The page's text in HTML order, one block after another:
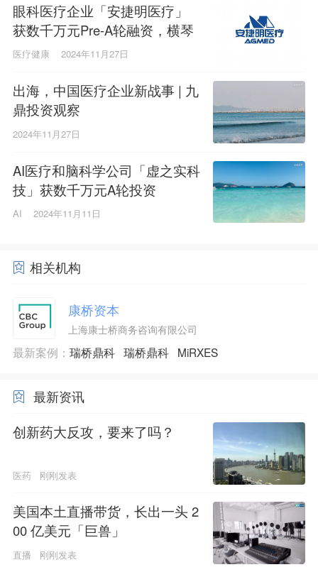
眼科医疗企业「安捷明医疗」
获数千万元Pre-A轮融资，横琴
创投领投
医疗健康 2024年11月27日
出海，中国医疗企业新战事 | 九
鼎投资观察
2024年11月27日
AI医疗和脑科学公司「虚之实科
技」获数千万元A轮投资
AI 2024年11月11日
相关机构
康桥资本
上海康士桥商务咨询有限公司
最新案例： 瑞桥鼎科 瑞桥鼎科 MiRXES
最新资讯
创新药大反攻，要来了吗？
医药 刚刚发表
美国本土直播带货，长出一头 2
00 亿美元「巨兽」
直播 刚刚发表